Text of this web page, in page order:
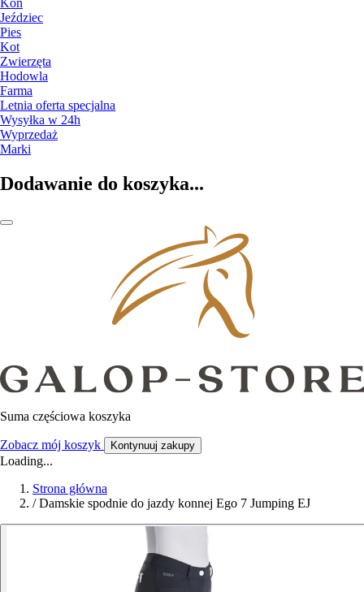
Koń
Jeździec
Pies
Kot
Zwierzęta
Hodowla
Farma
Letnia oferta specjalna
Wysyłka w 24h
Wyprzedaż
Marki
Dodawanie do koszyka...
Suma częściowa koszyka
Zobacz mój koszyk Kontynuuj zakupy
Loading...
Strona główna
/ Damskie spodnie do jazdy konnej Ego 7 Jumping EJ